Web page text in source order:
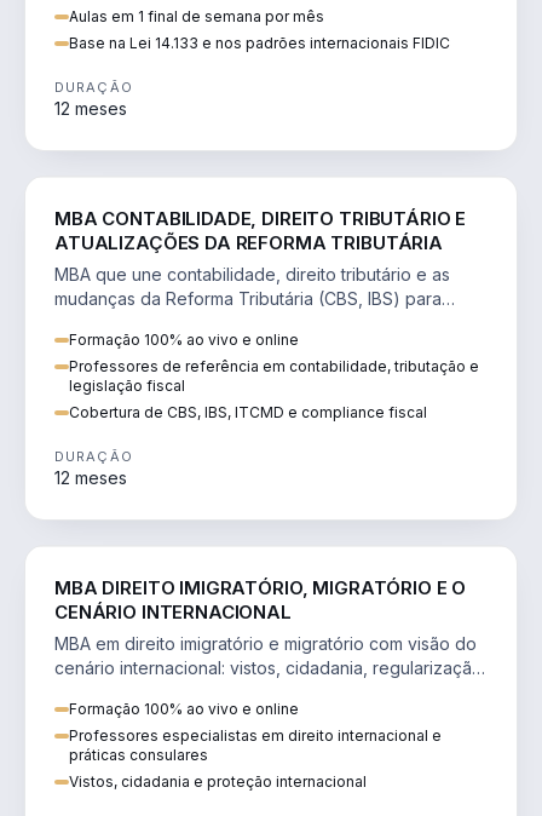
Aulas em 1 final de semana por mês
Base na Lei 14.133 e nos padrões internacionais FIDIC
DURAÇÃO
12 meses
MBA CONTABILIDADE, DIREITO TRIBUTÁRIO E
ATUALIZAÇÕES DA REFORMA TRIBUTÁRIA
MBA que une contabilidade, direito tributário e as
mudanças da Reforma Tributária (CBS, IBS) para
Formação 100% ao vivo e online
Professores de referência em contabilidade, tributação e
legislação fiscal
Cobertura de CBS, IBS, ITCMD e compliance fiscal
DURAÇÃO
12 meses
MBA DIREITO IMIGRATÓRIO, MIGRATÓRIO E O
CENÁRIO INTERNACIONAL
MBA em direito imigratório e migratório com visão do
cenário internacional: vistos, cidadania, regularização
Formação 100% ao vivo e online
Professores especialistas em direito internacional e
práticas consulares
Vistos, cidadania e proteção internacional